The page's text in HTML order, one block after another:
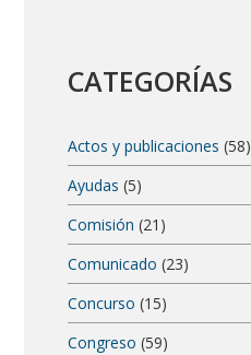
CATEGORÍAS
Actos y publicaciones (58)
Ayudas (5)
Comisión (21)
Comunicado (23)
Concurso (15)
Congreso (59)